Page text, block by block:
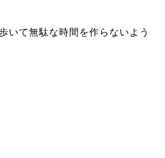
いて無駄な時間を作らないよう